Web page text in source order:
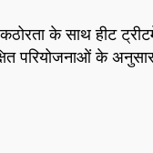
के साथ हीट
परियोजनाओं के